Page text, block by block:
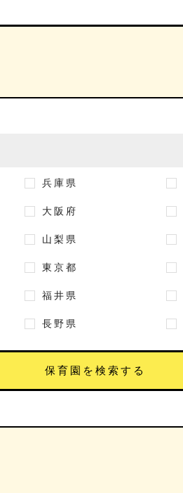
兵庫県
大阪府
山梨県
東京都
福井県
長野県